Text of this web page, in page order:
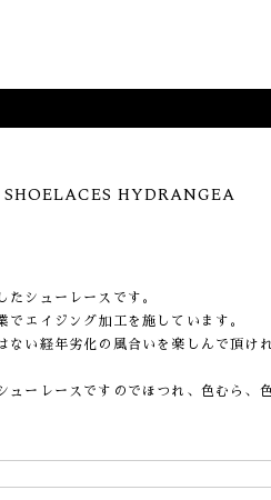
HYDRANGEA
たシューレースです。
でエイジング加工を施しています。
ない経年劣化の風合いを楽しんで頂け
ューレースですのでほつれ、色むら、